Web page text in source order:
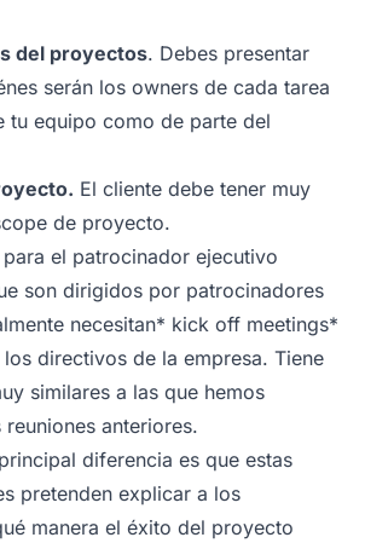
del proyectos. Debes presentar
serán los owners de cada tarea
tu equipo como de parte del
El cliente debe tener muy
de proyecto.
el patrocinador ejecutivo
son dirigidos por patrocinadores
necesitan* kick off meetings*
directivos de la empresa. Tiene
similares a las que hemos
anteriores.
diferencia es que estas
pretenden explicar a los
manera el éxito del proyecto